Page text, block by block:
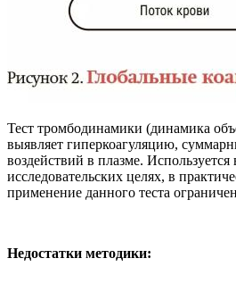
Тест тромбодинамики (динамика
выявляет гиперкоагуляцию,
воздействий в плазме.
исследовательских целях, в
применение данного теста
Недостатки методики: